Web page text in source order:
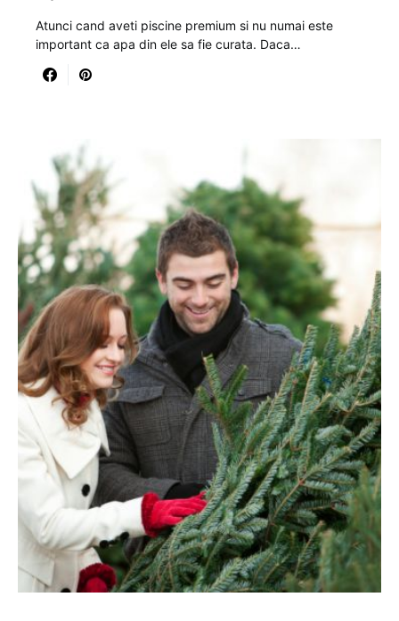
Atunci cand aveti piscine premium si nu numai este
important ca apa din ele sa fie curata. Daca…